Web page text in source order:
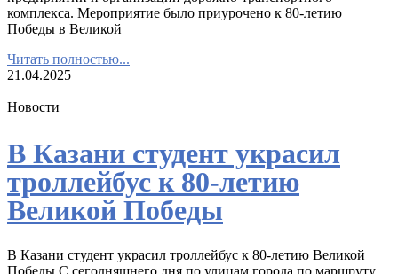
комплекса. Мероприятие было приурочено к 80-летию
Победы в Великой
Читать полностью...
21.04.2025
Новости
В Казани студент украсил
троллейбус к 80-летию
Великой Победы
В Казани студент украсил троллейбус к 80-летию Великой